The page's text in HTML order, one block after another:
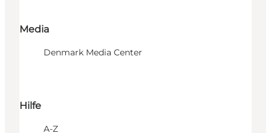
Media
Denmark Media Center
Hilfe
A-Z